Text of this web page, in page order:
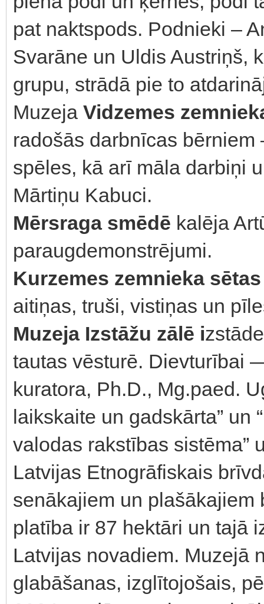
pat naktspods. Podnieki –
Svarāne un Uldis Austriņš,
grupu, strādā pie to
Muzeja Vidzemes
radošās darbnīcas bērniem
spēles, kā arī māla darbiņi
Mārtiņu Kabuci.
Mērsraga smēdē kalēja
paraugdemonstrējumi.
Kurzemes zemnieka sētas
aitiņas, truši, vistiņas un
Muzeja Izstāžu zālē i
tautas vēsturē. Dievturībai
kuratora, Ph.D., Mg.paed.
laikskaite un gadskārta”
valodas rakstības sistēma”
Latvijas Etnogrāfiskais
senākajiem un
platība ir 87 hektāri un tajā
Latvijas novadiem. Muzejā
glabāšanas, izglītojošais,